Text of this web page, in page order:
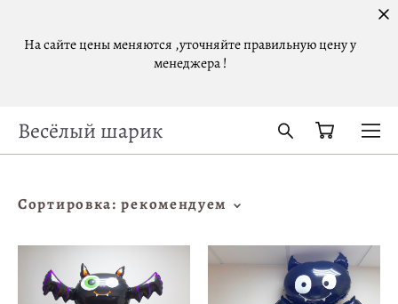
На сайте цены меняются ,уточняйте правильную цену у
менеджера !
Весёлый шарик
Сортировка: рекомендуем